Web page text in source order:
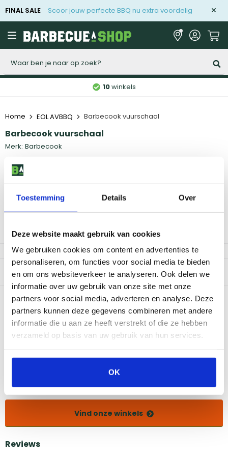
Toestemming Details Over
Deze website maakt gebruik van cookies
We gebruiken cookies om content en advertenties te
personaliseren, om functies voor social media te bieden
en om ons websiteverkeer te analyseren. Ook delen we
informatie over uw gebruik van onze site met onze
partners voor social media, adverteren en analyse. Deze
partners kunnen deze gegevens combineren met andere
informatie die u aan ze heeft verstrekt of die ze hebben
verzameld op basis van uw gebruik van hun services.
OK
FINAL SALE Scoor jouw perfecte BBQ nu extra voordelig
10winkels
Home EOL AVBBQ Barbecook vuurschaal
Barbecook vuurschaal
Merk: Barbecook
Barbecook vuurschaal
95,-
Niet op voorraad
Productomschrijving
Bekijk dit product in onze winkels
Amsterdam
Breda
Den Bosch
Eindhoven
Groningen
Naarden
Vind onze winkels
Reviews